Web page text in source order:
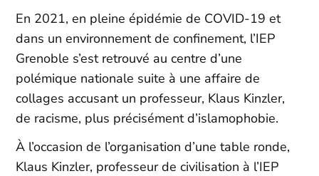
En 2021, en pleine épidémie de COVID-19 et
dans un environnement de confinement, l’IEP
Grenoble s’est retrouvé au centre d’une
polémique nationale suite à une affaire de
collages accusant un professeur, Klaus Kinzler,
de racisme, plus précisément d’islamophobie.
À l’occasion de l’organisation d’une table ronde,
Klaus Kinzler, professeur de civilisation à l’IEP